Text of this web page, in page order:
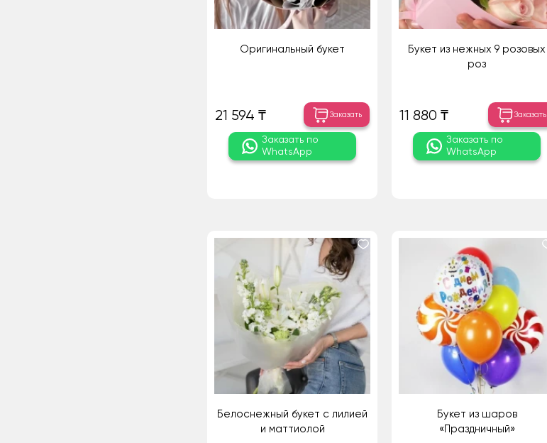
Оригинальный букет
21 594 ₸ Заказать
Заказать по
WhatsApp
Букет из нежных 9 розовых
роз
11 880 ₸ Заказать
Заказать по
WhatsApp
Белоснежный букет с лилией
и маттиолой
Букет из шаров
«Праздничный»